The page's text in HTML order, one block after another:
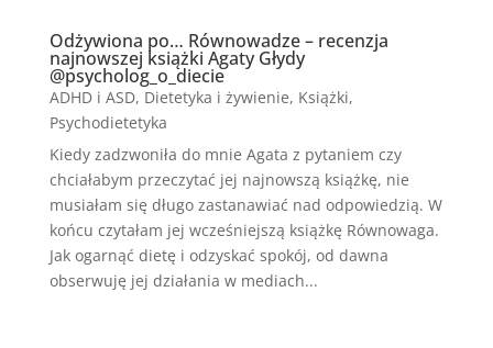
Odżywiona po… Równowadze – recenzja
najnowszej książki Agaty Głydy
@psycholog_o_diecie
ADHD i ASD, Dietetyka i żywienie, Książki,
Psychodietetyka
Kiedy zadzwoniła do mnie Agata z pytaniem czy
chciałabym przeczytać jej najnowszą książkę, nie
musiałam się długo zastanawiać nad odpowiedzią. W
końcu czytałam jej wcześniejszą książkę Równowaga.
Jak ogarnąć dietę i odzyskać spokój, od dawna
obserwuję jej działania w mediach...